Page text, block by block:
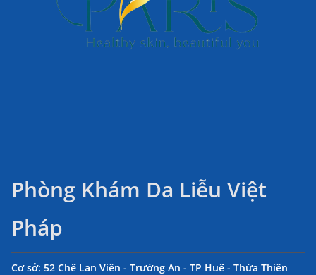
Phòng Khám Da Liễu Việt
Pháp
Cơ sở: 52 Chế Lan Viên - Trường An - TP Huế - Thừa Thiên